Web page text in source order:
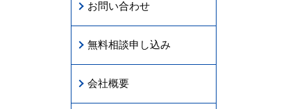
お問い合わせ
無料相談申し込み
会社概要